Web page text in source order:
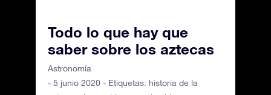
Todo lo que hay que
saber sobre los aztecas
Astronomía
- 5 junio 2020 - Etiquetas: historia de la